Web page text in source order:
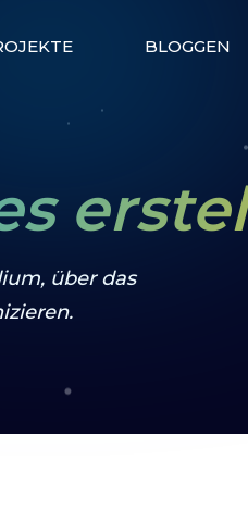
BLOGGEN
über das